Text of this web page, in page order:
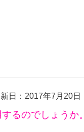
日：2017年7月20日
るのでしょうか